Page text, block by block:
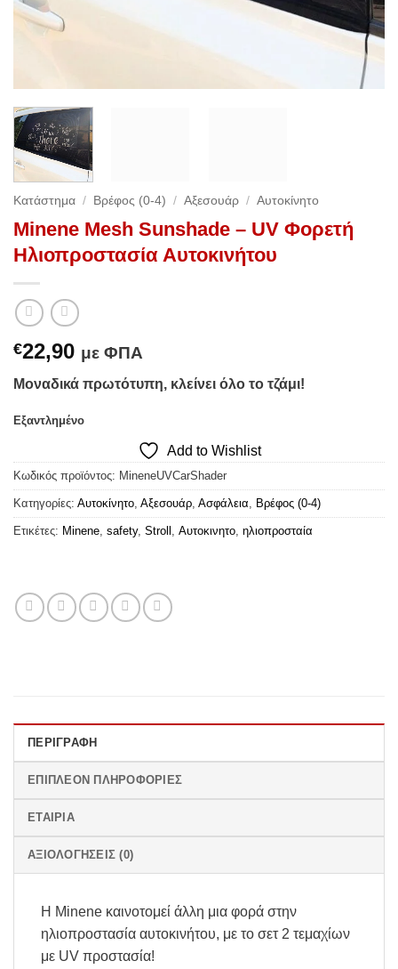
Κατάστημα / Βρέφος (0-4) / Αξεσουάρ / Αυτοκίνητο
Minene Mesh Sunshade – UV Φορετή
Ηλιοπροστασία Αυτοκινήτου
€22,90 με ΦΠΑ
Μοναδικά πρωτότυπη, κλείνει όλο το τζάμι!
Εξαντλημένο
Add to Wishlist
Κωδικός προϊόντος: MineneUVCarShader
Κατηγορίες: Αυτοκίνητο, Αξεσουάρ, Ασφάλεια, Βρέφος (0-4)
Ετικέτες: Minene, safety, Stroll , Αυτοκινητο, ηλιοπροσταία
ΠΕΡΙΓΡΑΦΉ
ΕΠΙΠΛΈΟΝ ΠΛΗΡΟΦΟΡΊΕΣ
ΕΤΑΙΡΊΑ
ΑΞΙΟΛΟΓΉΣΕΙΣ (0)
Η Minene καινοτομεί άλλη μια φορά στην
ηλιοπροστασία αυτοκινήτου, με το σετ 2 τεμαχίων
με UV προστασία!